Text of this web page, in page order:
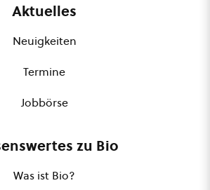
Aktuelles
Neuigkeiten
Termine
Jobbörse
zu Bio
Was ist Bio?